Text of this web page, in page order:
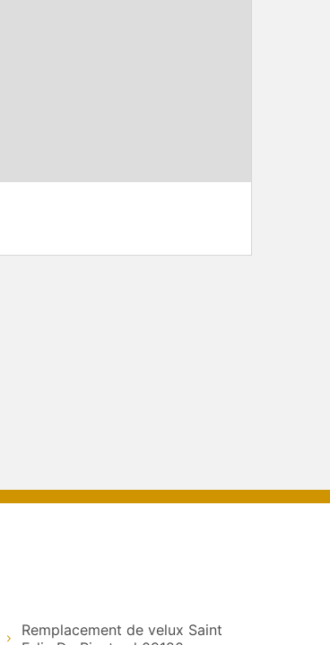
Remplacement de velux Saint